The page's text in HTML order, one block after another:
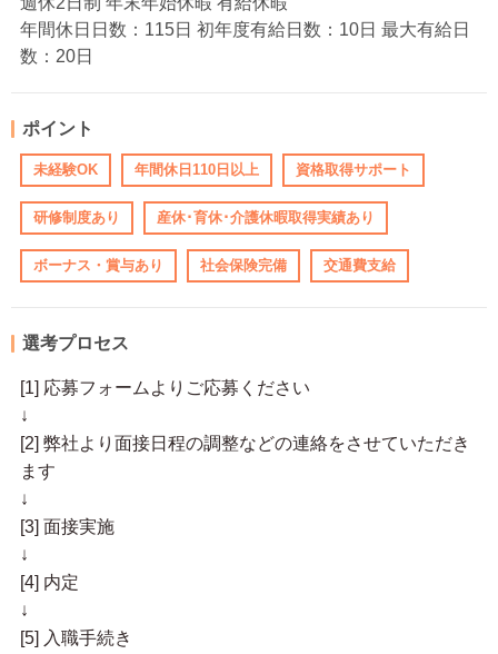
年間休日日数：115日 初年度有給日数：10日 最大有給日
数：20日
ポイント
未経験OK 年間休日110日以上 資格取得サポート
研修制度あり 産休･育休･介護休暇取得実績あり
ボーナス・賞与あり 社会保険完備 交通費支給
選考プロセス
[1] 応募フォームよりご応募ください
↓
[2] 弊社より面接日程の調整などの連絡をさせていただき
ます
↓
[3] 面接実施
↓
[4] 内定
↓
[5] 入職手続き